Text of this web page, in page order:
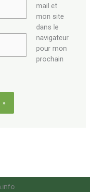
mail et
mon site
dans le
navigateur
pour mon
prochain